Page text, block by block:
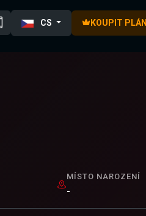
CS KOUPIT PLÁN
MÍSTO NAROZENÍ
-